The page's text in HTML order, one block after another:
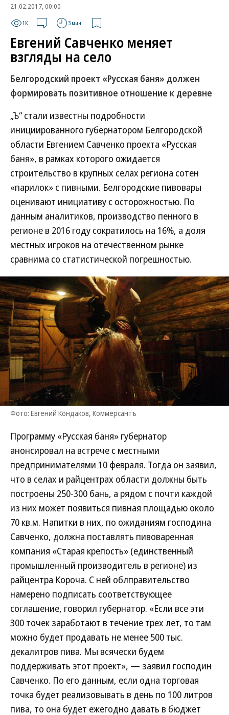
21.02.2017, 00:00
1K 3 мин.
Евгений Савченко меняет
взгляды на село
Белгородский проект «Русская баня» должен
формировать позитивное отношение к деревне
„Ъ“ стали известны подробности
инициированного губернатором Белгородской
области Евгением Савченко проекта «Русская
баня», в рамках которого ожидается
строительство в крупных селах региона сотен
«парилок» с пивными. Белгородские пивовары
оценивают инициативу с осторожностью. По
данным аналитиков, производство пенного в
регионе в 2016 году сократилось на 16%, а доля
местных игроков на отечественном рынке
сравнима со статистической погрешностью.
Фото: Евгений Кондаков, Коммерсантъ
Программу «Русская баня» губернатор
анонсировал на встрече с местными
предпринимателями 10 февраля. Тогда он заявил,
что в селах и райцентрах области должны быть
построены 250-300 бань, а рядом с почти каждой
из них может появиться пивная площадью около
70 кв.м. Напитки в них, по ожиданиям господина
Савченко, должна поставлять пивоваренная
компания «Старая крепость» (единственный
промышленный производитель в регионе) из
райцентра Короча. С ней облправительство
намерено подписать соответствующее
соглашение, говорил губернатор. «Если все эти
300 точек заработают в течение трех лет, то там
можно будет продавать не менее 500 тыс.
декалитров пива. Мы всячески будем
поддерживать этот проект», — заявил господин
Савченко. По его данным, если одна торговая
точка будет реализовывать в день по 100 литров
пива, то она будет ежегодно давать в бюджет